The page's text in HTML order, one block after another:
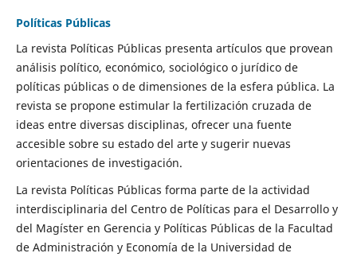
Políticas Públicas
La revista Políticas Públicas presenta artículos que provean
análisis político, económico, sociológico o jurídico de
políticas públicas o de dimensiones de la esfera pública. La
revista se propone estimular la fertilización cruzada de
ideas entre diversas disciplinas, ofrecer una fuente
accesible sobre su estado del arte y sugerir nuevas
orientaciones de investigación.
La revista Políticas Públicas forma parte de la actividad
interdisciplinaria del Centro de Políticas para el Desarrollo y
del Magíster en Gerencia y Políticas Públicas de la Facultad
de Administración y Economía de la Universidad de